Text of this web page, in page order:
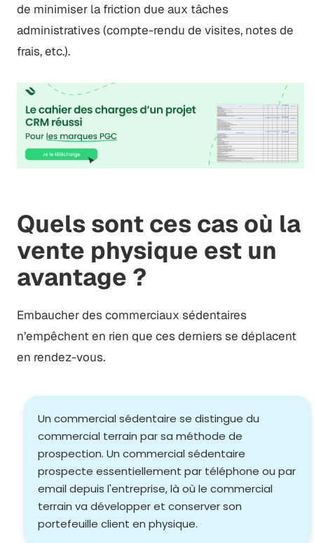
de minimiser la friction due aux tâches
administratives (compte-rendu de visites, notes de
frais, etc.).
Quels sont ces cas où la
vente physique est un
avantage ?
Embaucher des commerciaux sédentaires
n’empêchent en rien que ces derniers se déplacent
en rendez-vous.
Un commercial sédentaire se distingue du
commercial terrain par sa méthode de
prospection. Un commercial sédentaire
prospecte essentiellement par téléphone ou par
email depuis l'entreprise, là où le commercial
terrain va développer et conserver son
portefeuille client en physique.